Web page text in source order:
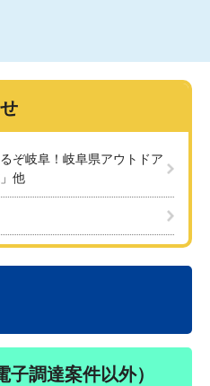
ぞ岐阜！岐阜県アウトドア
他
子調達案件以外）